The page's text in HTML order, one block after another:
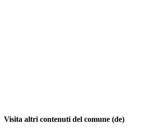
Visita altri contenuti del comune (de)